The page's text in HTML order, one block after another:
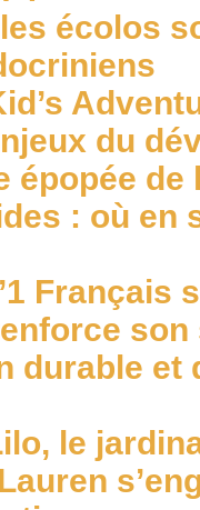
écolos
du
épopée de
: où en
Français
durable et
le